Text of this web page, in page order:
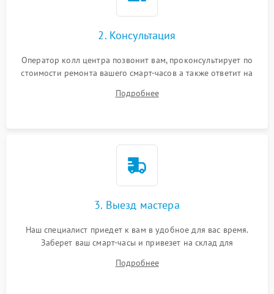
2. Консультация
Оператор колл центра позвонит вам, проконсультирует по
стоимости ремонта вашего смарт-часов а также ответит на
Подробнее
3. Выезд мастера
Наш специалист приедет к вам в удобное для вас время.
Заберет ваш смарт-часы и привезет на склад для
Подробнее